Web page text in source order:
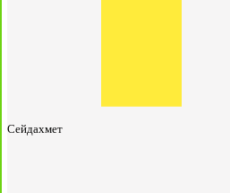
Сейдахмет